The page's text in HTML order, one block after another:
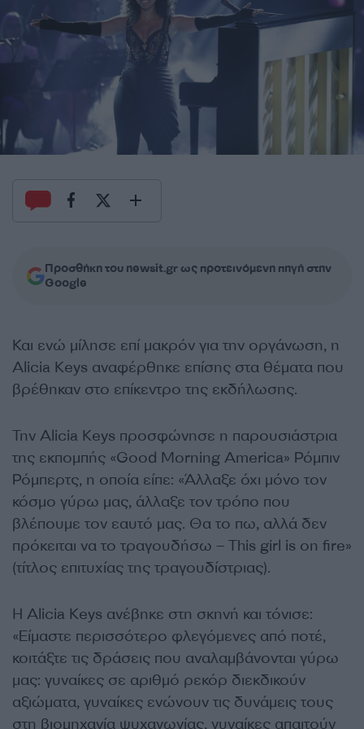
Προσθήκη του newsit.gr ως προτεινόμενη πηγή στην
Google
Και ενώ μίλησε επί μακρόν για την οργάνωση, η
Alicia Keys αναφέρθηκε επίσης στα θέματα που
βρέθηκαν στο επίκεντρο της εκδήλωσης.
Την Alicia Keys προσφώνησε η παρουσιάστρια
της εκπομπής «Good Morning America» Ρόμπιν
Ρόμπερτς, η οποία είπε: «Άλλαξε όχι μόνο τον
κόσμο γύρω μας, άλλαξε τον τρόπο που
βλέπουμε τον εαυτό μας. Θα το πω, αλλά δεν
πρόκειται να το τραγουδήσω – This girl is on fire»
(τίτλος επιτυχίας της τραγουδίστριας).
Η Alicia Keys ανέβηκε στη σκηνή και τόνισε:
«Είμαστε περισσότερο φλεγόμενες από ποτέ,
κοιτάξτε τις δράσεις που αναλαμβάνονται γύρω
μας: γυναίκες σε αριθμό ρεκόρ διεκδικούν
αξιώματα, γυναίκες ενώνουν τις δυνάμεις τους
στη βιομηχανία ψυχαγωγίας, γυναίκες απαιτούν